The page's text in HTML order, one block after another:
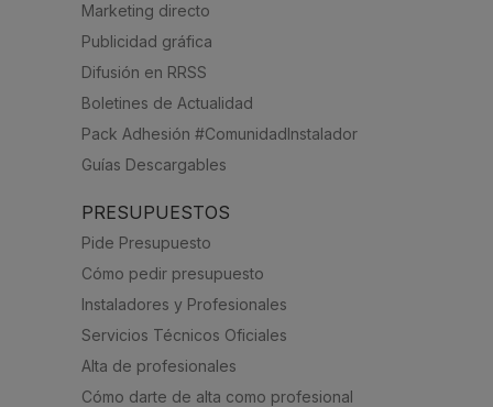
Marketing directo
Publicidad gráfica
Difusión en RRSS
Boletines de Actualidad
Pack Adhesión #ComunidadInstalador
Guías Descargables
PRESUPUESTOS
Pide Presupuesto
Cómo pedir presupuesto
Instaladores y Profesionales
Servicios Técnicos Oficiales
Alta de profesionales
Cómo darte de alta como profesional